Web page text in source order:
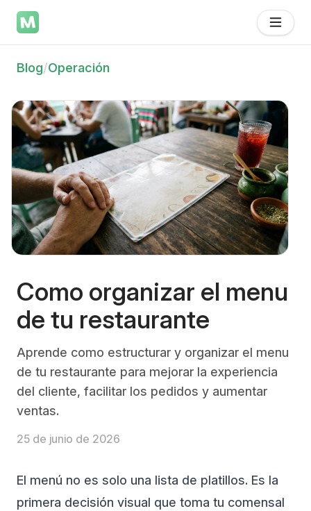
Blog/Operación
Como organizar el menu
de tu restaurante
Aprende como estructurar y organizar el menu
de tu restaurante para mejorar la experiencia
del cliente, facilitar los pedidos y aumentar
ventas.
25 de junio de 2026
El menú no es solo una lista de platillos. Es la
primera decisión visual que toma tu comensal